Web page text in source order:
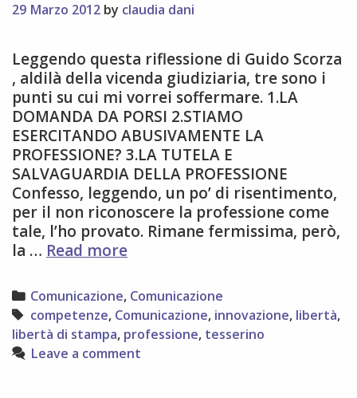
29 Marzo 2012 by claudia dani
Leggendo questa riflessione di Guido Scorza
, aldilà della vicenda giudiziaria, tre sono i
punti su cui mi vorrei soffermare. 1.LA
DOMANDA DA PORSI 2.STIAMO
ESERCITANDO ABUSIVAMENTE LA
PROFESSIONE? 3.LA TUTELA E
SALVAGUARDIA DELLA PROFESSIONE
Confesso, leggendo, un po’ di risentimento,
per il non riconoscere la professione come
tale, l’ho provato. Rimane fermissima, però,
la … Read moreL’eterna
Categories
Comunicazione, Comunicazione
Tags
competenze, Comunicazione, innovazione, libertà,
libertà di stampa, professione, tesserino
Leave a comment